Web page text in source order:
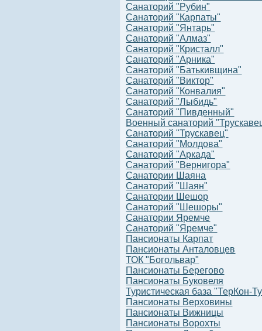
Санаторий "Рубин"
Санаторий "Карпаты"
Санаторий "Янтарь"
Санаторий "Алмаз"
Санаторий "Кристалл"
Санаторий "Арника"
Санаторий "Батькивщина"
Санаторий "Виктор"
Санаторий "Конвалия"
Санаторий "Лыбидь"
Санаторий "Пивденный"
Военный санаторий
Санаторий "Трускавец"
Санаторий "Молдова"
Санаторий "Аркада"
Санаторий "Вернигора"
Санатории Шаяна
Санаторий "Шаян"
Санатории Шешор
Санаторий "Шешоры"
Санатории Яремче
Санаторий "Яремче"
Пансионаты Карпат
Пансионаты Анталовцев
ТОК "Богольвар"
Пансионаты Берегово
Пансионаты Буковеля
Туристическая база "ТерКон-
Пансионаты Верховины
Пансионаты Вижницы
Пансионаты Ворохты